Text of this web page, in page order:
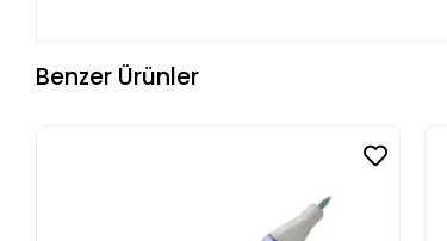
Benzer Ürünler